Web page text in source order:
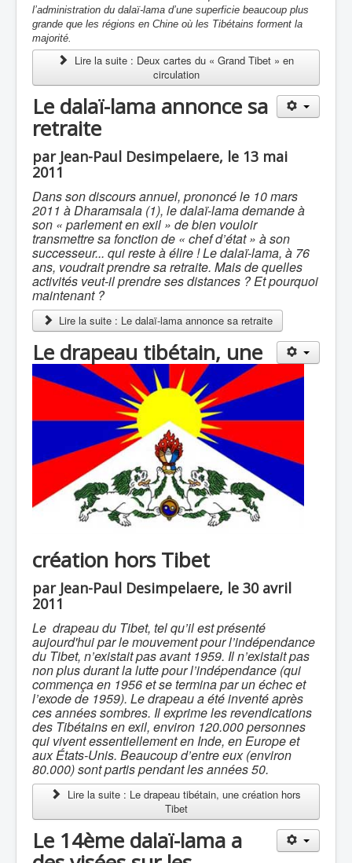
l’administration du dalaï-lama d’une superficie beaucoup plus
grande que les régions en Chine où les Tibétains forment la
majorité.
Lire la suite : Deux cartes du « Grand Tibet » en
circulation
Le dalaï-lama annonce sa
retraite
par Jean-Paul Desimpelaere, le 13 mai
2011
Dans son discours annuel, prononcé le 10 mars
2011 à Dharamsala (1), le dalaï-lama demande à
son « parlement en exil » de bien vouloir
transmettre sa fonction de « chef d’état » à son
successeur... qui reste à élire ! Le dalaï-lama, à 76
ans, voudrait prendre sa retraite. Mais de quelles
activités veut-il prendre ses distances ? Et pourquoi
maintenant ?
Lire la suite : Le dalaï-lama annonce sa retraite
Le drapeau tibétain, une
création hors Tibet
par Jean-Paul Desimpelaere, le 30 avril
2011
Le drapeau du Tibet, tel qu’il est présenté
aujourd'hui par le mouvement pour l’indépendance
du Tibet, n’existait pas avant 1959. Il n’existait pas
non plus durant la lutte pour l’indépendance (qui
commença en 1956 et se termina par un échec et
l’exode de 1959). Le drapeau a été inventé après
ces années sombres. Il exprime les revendications
des Tibétains en exil, environ 120.000 personnes
qui vivent essentiellement en Inde, en Europe et
aux États-Unis. Beaucoup d’entre eux (environ
80.000) sont partis pendant les années 50.
Lire la suite : Le drapeau tibétain, une création hors
Tibet
Le 14ème dalaï-lama a